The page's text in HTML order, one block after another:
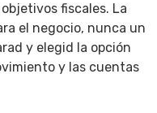
fiscales. La
el negocio, nunca un
y elegid la opción
y las cuentas